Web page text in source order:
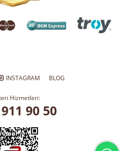
INSTAGRAM BLOG
Hizmetleri:
90 50